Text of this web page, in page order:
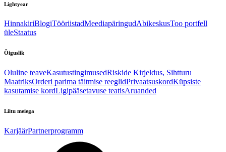
Lightyear
HinnakiriBlogiTööriistadMeediapäringudAbikeskusToo portfell
üleStaatus
Õiguslik
Oluline teaveKasutustingimusedRiskide Kirjeldus, Sihtturu
MaatriksOrderi parima täitmise reeglidPrivaatsuskordKüpsiste
kasutamise kordLigipääsetavuse teatisAruanded
Liitu meiega
KarjäärPartnerprogramm